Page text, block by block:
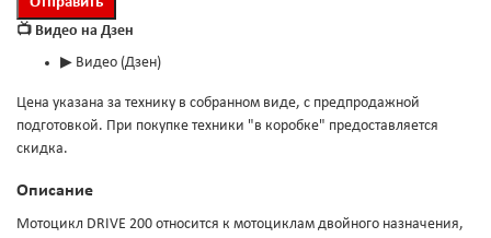
📺 Видео на Дзен
▶ Видео (Дзен)
Цена указана за технику в собранном виде, с предпродажной
подготовкой. При покупке техники "в коробке" предоставляется
скидка.
Описание
Мотоцикл DRIVE 200 относится к мотоциклам двойного назначения,